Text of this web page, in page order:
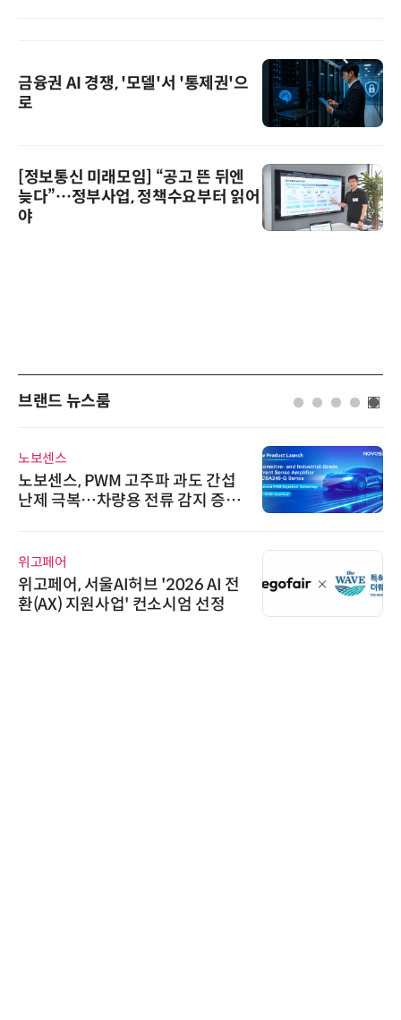
금융권 AI 경쟁, '모델'서 '통제권'으
로
[정보통신 미래모임] “공고 뜬 뒤엔
늦다”…정부사업, 정책수요부터 읽어
야
브랜드 뉴스룸
고주파 과도 간섭
용 전류 감지 증폭
허브 '2026 AI 전
' 컨소시엄 선정
다래전략사업화센터
다래전략사업화
026'서 글로벌
스 미팅 지원…K-
와이즈스톤, 에
수여